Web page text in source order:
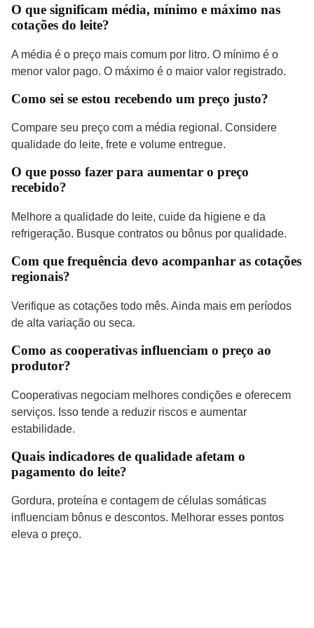
O que significam média, mínimo e máximo nas
cotações do leite?
A média é o preço mais comum por litro. O mínimo é o
menor valor pago. O máximo é o maior valor registrado.
Como sei se estou recebendo um preço justo?
Compare seu preço com a média regional. Considere
qualidade do leite, frete e volume entregue.
O que posso fazer para aumentar o preço
recebido?
Melhore a qualidade do leite, cuide da higiene e da
refrigeração. Busque contratos ou bônus por qualidade.
Com que frequência devo acompanhar as cotações
regionais?
Verifique as cotações todo mês. Ainda mais em períodos
de alta variação ou seca.
Como as cooperativas influenciam o preço ao
produtor?
Cooperativas negociam melhores condições e oferecem
serviços. Isso tende a reduzir riscos e aumentar
estabilidade.
Quais indicadores de qualidade afetam o
pagamento do leite?
Gordura, proteína e contagem de células somáticas
influenciam bônus e descontos. Melhorar esses pontos
eleva o preço.